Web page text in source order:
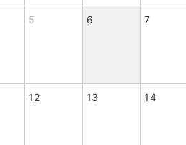
5 6 7
12 13 14